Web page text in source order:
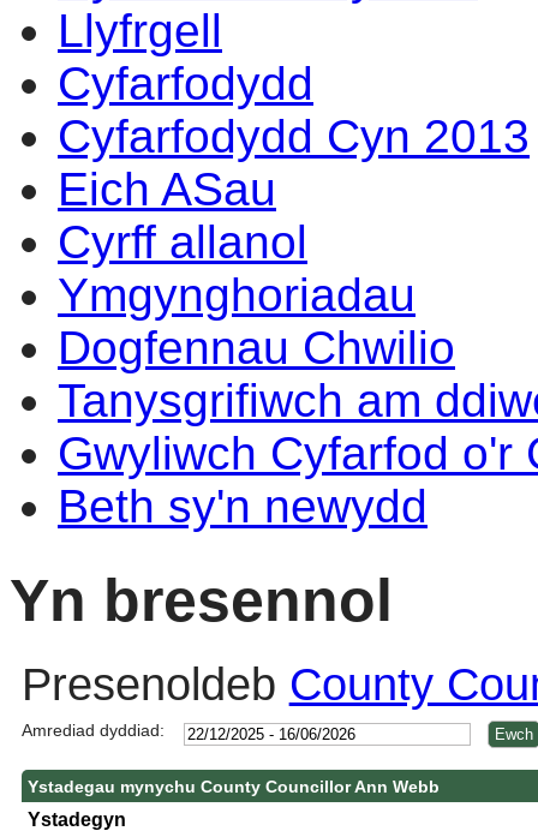
Llyfrgell
Cyfarfodydd
Cyfarfodydd Cyn 2013
Eich ASau
Cyrff allanol
Ymgynghoriadau
Dogfennau Chwilio
Tanysgrifiwch am
Gwyliwch Cyfarfod o'r
Beth sy'n newydd
Yn bresennol
Presenoldeb County
Amrediad dyddiad:
Ystadegau mynychu County Councillor Ann Webb
Ystadegyn